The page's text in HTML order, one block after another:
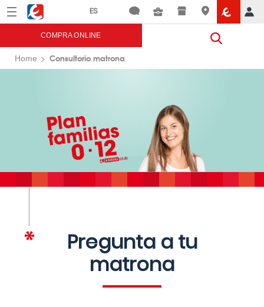
Menú Eroski
COMPRA ONLINE
Home Consultorio matrona
Pregunta a tu
matrona